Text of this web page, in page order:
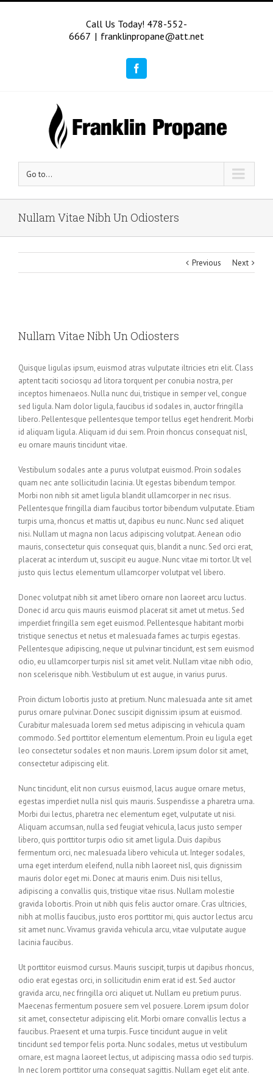
Call Us Today! 478-552-
6667 | franklinpropane@att.net
Go to...
Nullam Vitae Nibh Un Odiosters
Previous Next
Image
Nullam Vitae Nibh Un Odiosters
Quisque ligulas ipsum, euismod atras vulputate iltricies etri elit. Class
aptent taciti sociosqu ad litora torquent per conubia nostra, per
inceptos himenaeos. Nulla nunc dui, tristique in semper vel, congue
sed ligula. Nam dolor ligula, faucibus id sodales in, auctor fringilla
libero. Pellentesque pellentesque tempor tellus eget hendrerit. Morbi
id aliquam ligula. Aliquam id dui sem. Proin rhoncus consequat nisl,
eu ornare mauris tincidunt vitae.
Vestibulum sodales ante a purus volutpat euismod. Proin sodales
quam nec ante sollicitudin lacinia. Ut egestas bibendum tempor.
Morbi non nibh sit amet ligula blandit ullamcorper in nec risus.
Pellentesque fringilla diam faucibus tortor bibendum vulputate. Etiam
turpis urna, rhoncus et mattis ut, dapibus eu nunc. Nunc sed aliquet
nisi. Nullam ut magna non lacus adipiscing volutpat. Aenean odio
mauris, consectetur quis consequat quis, blandit a nunc. Sed orci erat,
placerat ac interdum ut, suscipit eu augue. Nunc vitae mi tortor. Ut vel
justo quis lectus elementum ullamcorper volutpat vel libero.
Donec volutpat nibh sit amet libero ornare non laoreet arcu luctus.
Donec id arcu quis mauris euismod placerat sit amet ut metus. Sed
imperdiet fringilla sem eget euismod. Pellentesque habitant morbi
tristique senectus et netus et malesuada fames ac turpis egestas.
Pellentesque adipiscing, neque ut pulvinar tincidunt, est sem euismod
odio, eu ullamcorper turpis nisl sit amet velit. Nullam vitae nibh odio,
non scelerisque nibh. Vestibulum ut est augue, in varius purus.
Proin dictum lobortis justo at pretium. Nunc malesuada ante sit amet
purus ornare pulvinar. Donec suscipit dignissim ipsum at euismod.
Curabitur malesuada lorem sed metus adipiscing in vehicula quam
commodo. Sed porttitor elementum elementum. Proin eu ligula eget
leo consectetur sodales et non mauris. Lorem ipsum dolor sit amet,
consectetur adipiscing elit.
Nunc tincidunt, elit non cursus euismod, lacus augue ornare metus,
egestas imperdiet nulla nisl quis mauris. Suspendisse a pharetra urna.
Morbi dui lectus, pharetra nec elementum eget, vulputate ut nisi.
Aliquam accumsan, nulla sed feugiat vehicula, lacus justo semper
libero, quis porttitor turpis odio sit amet ligula. Duis dapibus
fermentum orci, nec malesuada libero vehicula ut. Integer sodales,
urna eget interdum eleifend, nulla nibh laoreet nisl, quis dignissim
mauris dolor eget mi. Donec at mauris enim. Duis nisi tellus,
adipiscing a convallis quis, tristique vitae risus. Nullam molestie
gravida lobortis. Proin ut nibh quis felis auctor ornare. Cras ultricies,
nibh at mollis faucibus, justo eros porttitor mi, quis auctor lectus arcu
sit amet nunc. Vivamus gravida vehicula arcu, vitae vulputate augue
lacinia faucibus.
Ut porttitor euismod cursus. Mauris suscipit, turpis ut dapibus rhoncus,
odio erat egestas orci, in sollicitudin enim erat id est. Sed auctor
gravida arcu, nec fringilla orci aliquet ut. Nullam eu pretium purus.
Maecenas fermentum posuere sem vel posuere. Lorem ipsum dolor
sit amet, consectetur adipiscing elit. Morbi ornare convallis lectus a
faucibus. Praesent et urna turpis. Fusce tincidunt augue in velit
tincidunt sed tempor felis porta. Nunc sodales, metus ut vestibulum
ornare, est magna laoreet lectus, ut adipiscing massa odio sed turpis.
In nec lorem porttitor urna consequat sagittis. Nullam eget elit ante.